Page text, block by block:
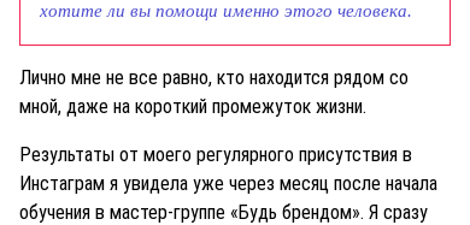
хотите ли вы помощи именно этого человека.
Лично мне не все равно, кто находится рядом со
мной, даже на короткий промежуток жизни.
Результаты от моего регулярного присутствия в
Инстаграм я увидела уже через месяц после начала
обучения в мастер-группе «Будь брендом». Я сразу